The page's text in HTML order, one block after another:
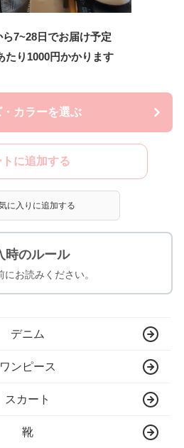
7~28日でお届け予定
たり 1000円かかります
・カラーを選ぶ
トに追加する
に入りに追加する
時のルール
にお読みください。
デニム
ワンピース
スカート
靴